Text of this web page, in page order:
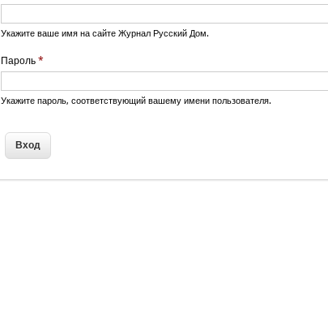
Укажите ваше имя на сайте Журнал Русский Дом.
Пароль*
Укажите пароль, соответствующий вашему имени пользователя.